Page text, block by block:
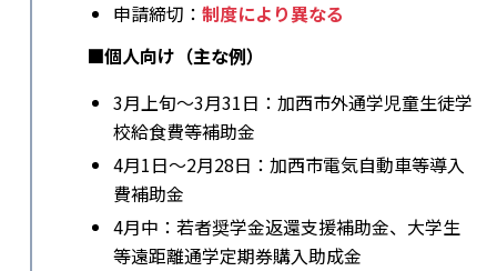
申請締切： 制度により異なる
■個人向け（主な例）
3月上旬〜3月31日：加西市外通学児童生徒学
校給食費等補助金
4月1日〜2月28日：加西市電気自動車等導入
費補助金
4月中：若者奨学金返還支援補助金、大学生
等遠距離通学定期券購入助成金